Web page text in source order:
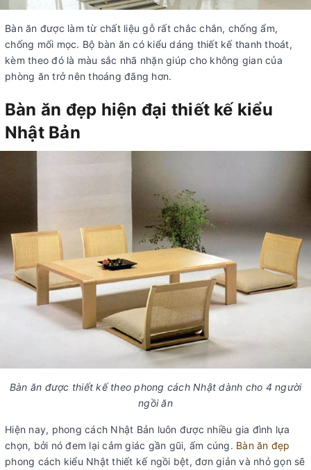
Bàn ăn được làm từ chất liệu gỗ rất chắc chắn, chống ẩm,
chống mối mọc. Bộ bàn ăn có kiểu dáng thiết kế thanh thoát,
kèm theo đó là màu sắc nhã nhặn giúp cho không gian của
phòng ăn trở nên thoáng đãng hơn.
Bàn ăn đẹp hiện đại thiết kế kiểu
Nhật Bản
Bàn ăn được thiết kế theo phong cách Nhật dành cho 4 người
ngồi ăn
Hiện nay, phong cách Nhật Bản luôn được nhiều gia đình lựa
chọn, bởi nó đem lại cảm giác gần gũi, ấm cúng. Bàn ăn đẹp
phong cách kiểu Nhật thiết kế ngồi bệt, đơn giản và nhỏ gọn sẽ